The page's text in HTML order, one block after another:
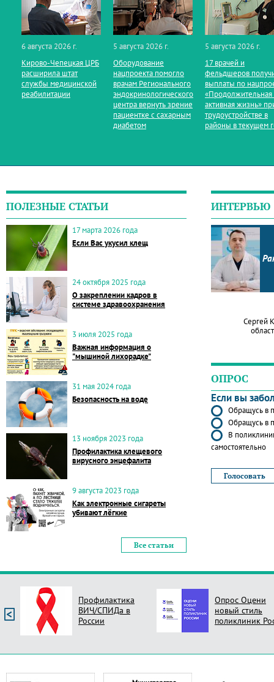
6 августа 2026 г.
Кирово‑Чепецкая ЦРБ
расширила штат
службы медицинской
реабилитации
5 августа 2026 г.
Оборудование
нацпроекта помогло
врачам Регионального
эндокринологического
центра вернуть зрение
пациентке с сахарным
диабетом
5 августа 2026 г.
17 врачей и
фельдшеров
выплаты по
«Продолжительная
активная жизнь»
трудоустройстве в
районы в текущем
ПОЛЕЗНЫЕ СТАТЬИ
17 марта 2026 года
Если Вас укусил клещ
24 октября 2025 года
О закреплении кадров в
системе здравоохранения
3 июля 2025 года
Важная информация о
"мышиной лихорадке"
31 мая 2024 года
Безопасность на воде
13 ноября 2023 года
Профилактика клещевого
вирусного энцефалита
9 августа 2023 года
Как электронные сигареты
убивают лёгкие
Все статьи
ИНТЕРВЬЮ
Сергей
ОПРОС
Если вы
Обращусь в
Обращусь в
В
самостоятельно
Профилактика
ВИЧ/СПИДа в
России
Опрос Оцени
новый стиль
поликлиник